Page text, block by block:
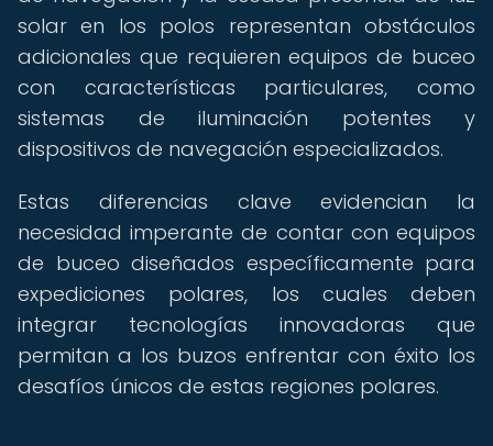
solar en los polos representan obstáculos
adicionales que requieren equipos de buceo
con características particulares, como
sistemas de iluminación potentes y
dispositivos de navegación especializados.
Estas diferencias clave evidencian la
necesidad imperante de contar con equipos
de buceo diseñados específicamente para
expediciones polares, los cuales deben
integrar tecnologías innovadoras que
permitan a los buzos enfrentar con éxito los
desafíos únicos de estas regiones polares.